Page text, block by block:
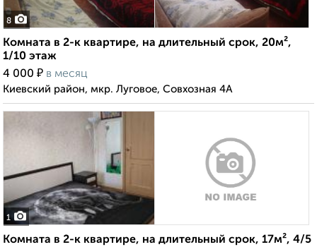
8
Комната в 2-к квартире, на длительный срок, 20м²,
1/10 этаж
4 000 ₽ в месяц
Киевский район, мкр. Луговое, Совхозная 4А
1
Комната в 2-к квартире, на длительный срок, 17м², 4/5